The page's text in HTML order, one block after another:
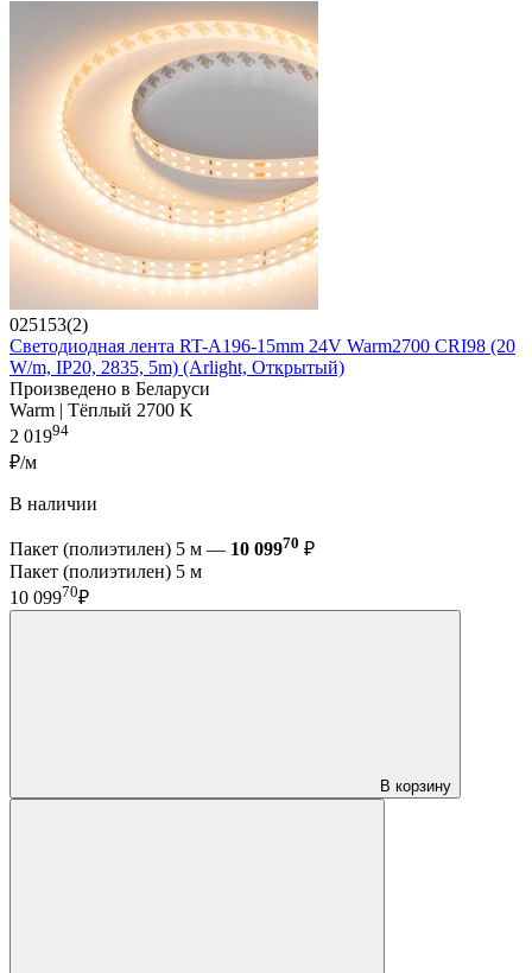
025153(2)
Светодиодная лента RT-A196-15mm 24V Warm2700 CRI98 (20
W/m, IP20, 2835, 5m) (Arlight, Открытый)
Произведено в Беларуси
Warm | Тёплый 2700 K
2 01994
₽/м
В наличии
Пакет (полиэтилен) 5 м — 10 09970 ₽
Пакет (полиэтилен) 5 м
10 09970₽
В корзину